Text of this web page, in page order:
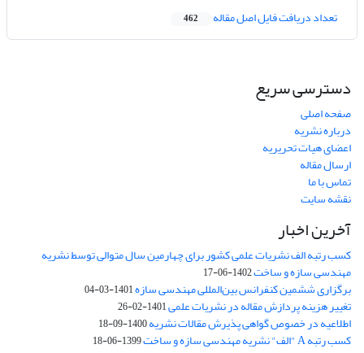
تعداد دریافت فایل اصل مقاله 462
دسترسی سریع
صفحه اصلی
درباره نشریه
اعضای هیات تحریریه
ارسال مقاله
تماس با ما
نقشه سایت
آخرین اخبار
کسب رتبه الف نشریات علمی کشور برای چهارمین سال متوالی توسط نشریه
مهندسی سازه و ساخت1402-06-17
برگزاری ششمین کنفرانس بین‌المللی مهندسی سازه1401-03-04
تغییر هزینه پردازش مقاله در نشریات علمی1401-02-26
اطلاعیه در خصوص گواهی پذیرش مقالات نشریه1400-09-18
کسب رتبه A "الف" نشریه مهندسی سازه و ساخت 1399-06-18